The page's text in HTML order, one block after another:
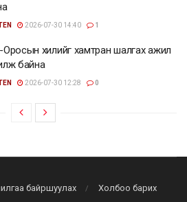
2026-07-30 14:40 1
хилийг хамтран шалгах ажил
байна
2026-07-30 12:28 0
байршуулах Холбоо барих